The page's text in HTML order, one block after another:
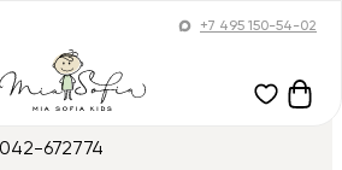
+7 495 150-54-02